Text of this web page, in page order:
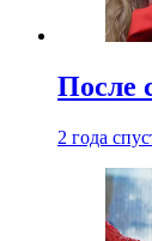
После
2 года